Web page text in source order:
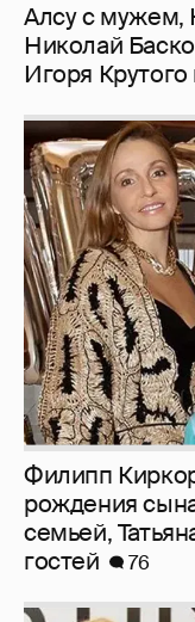
Алсу с мужем,
Николай
Игоря Крутого
Филипп
рождения
семьей,
гостей
76